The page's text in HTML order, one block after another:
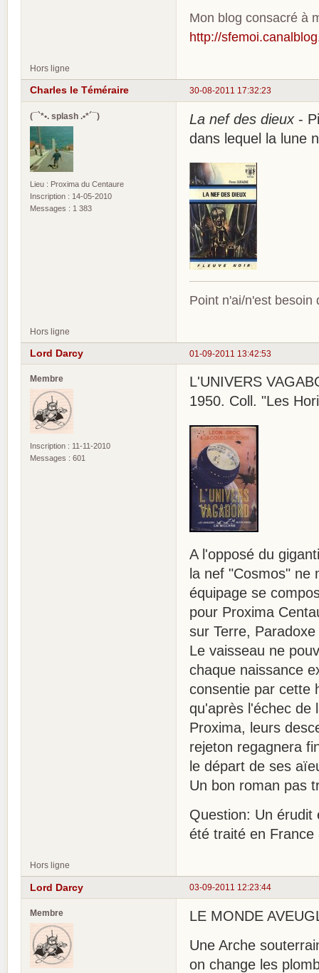
Mon blog consacré à
http://
Hors ligne
30-08-2011 17:32:23
Charles le Téméraire
(¯`*•. splash .•*´¯)
Lieu : Proxima du Centaure
Inscription : 14-05-2010
Messages : 1 383
La nef des dieux-
dans lequel la lune
Point n'ai/n'est besoin
Hors ligne
01-09-2011 13:42:53
Lord Darcy
Membre
Inscription : 11-11-2010
Messages : 601
L'UNIVERS
1950. Coll. "Les
A l'opposé du
la nef "Cosmos" ne
équipage se
pour Proxima
sur Terre,
Le vaisseau ne
chaque naissance
consentie par cette
qu'après l'échec de
Proxima, leurs
rejeton regagnera
le départ de ses
Un bon roman pas
Question: Un érudit
été traité en
Hors ligne
03-09-2011 12:23:44
Lord Darcy
Membre
LE MONDE
Une Arche
on change les